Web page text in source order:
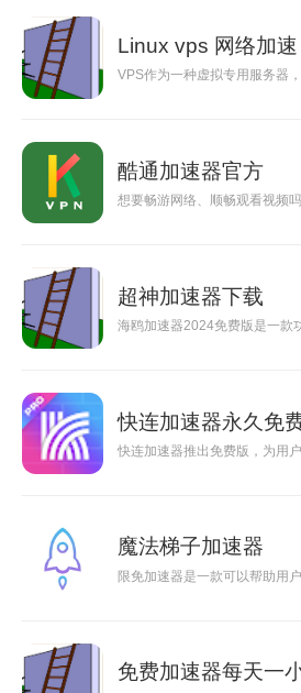
Linux vps 网络加速
VPS作为一种虚拟专用服务器
酷通加速器官方
想要畅游网络、顺畅观看视频
超神加速器下载
海鸥加速器2024免费版是一款
快连加速器永久免
快连加速器推出免费版，为用
魔法梯子加速器
限免加速器是一款可以帮助用
免费加速器每天一